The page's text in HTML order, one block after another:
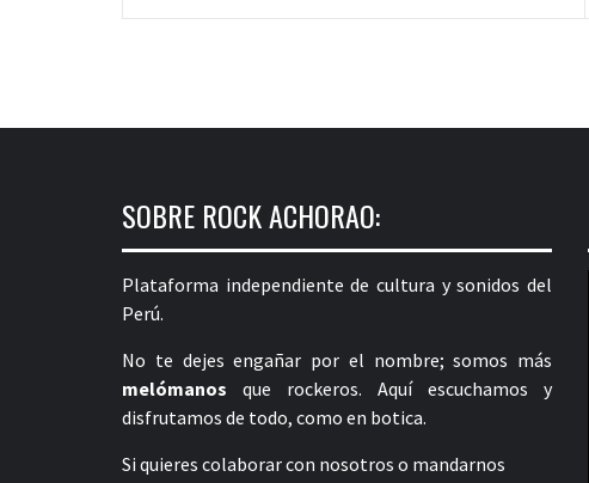
SOBRE ROCK ACHORAO:
Plataforma independiente de cultura y sonidos del
Perú.
No te dejes engañar por el nombre; somos más
melómanos que rockeros. Aquí escuchamos y
disfrutamos de todo, como en botica.
Si quieres colaborar con nosotros o mandarnos